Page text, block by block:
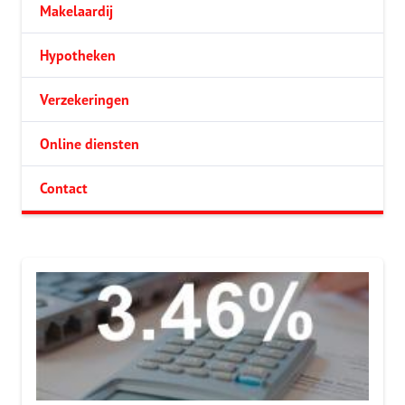
Makelaardij
Hypotheken
Verzekeringen
Online diensten
Contact